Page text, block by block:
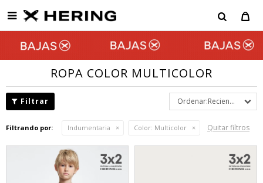

ROPA COLOR MULTICOLOR
Recientes
Filtrando por: Indumentaria Color: Multicolor Quitar filtros